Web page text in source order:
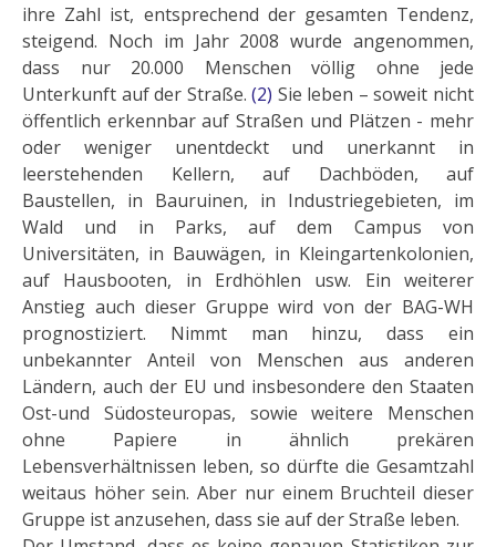
ihre Zahl ist, entsprechend der gesamten Tendenz,
steigend. Noch im Jahr 2008 wurde angenommen,
dass nur 20.000 Menschen völlig ohne jede
Unterkunft auf der Straße.(2) Sie le­ben – soweit nicht
öffentlich erkennbar auf Straßen und Plätzen - mehr
oder weniger unent­deckt und un­erkannt in
leerstehenden Kellern, auf Dachböden, auf
Baustellen, in Bauruinen, in Industriege­bieten, im
Wald und in Parks, auf dem Campus von
Universitäten, in Bauwägen, in Kleingartenkolonien,
auf Hausboo­ten, in Erdhöhlen usw. Ein weiterer
Anstieg auch dieser Gruppe wird von der BAG-WH
prognosti­ziert. Nimmt man hinzu, dass ein
unbekannter Anteil von Menschen aus anderen
Ländern, auch der EU und ins­besondere den Staaten
Ost-und Südosteuropas, sowie weitere Menschen
ohne Papiere in ähnlich prekä­ren
Lebensverhältnissen leben, so dürfte die Gesamtzahl
weitaus höher sein. Aber nur einem Bruchteil die­ser
Gruppe ist anzusehen, dass sie auf der Straße leben.